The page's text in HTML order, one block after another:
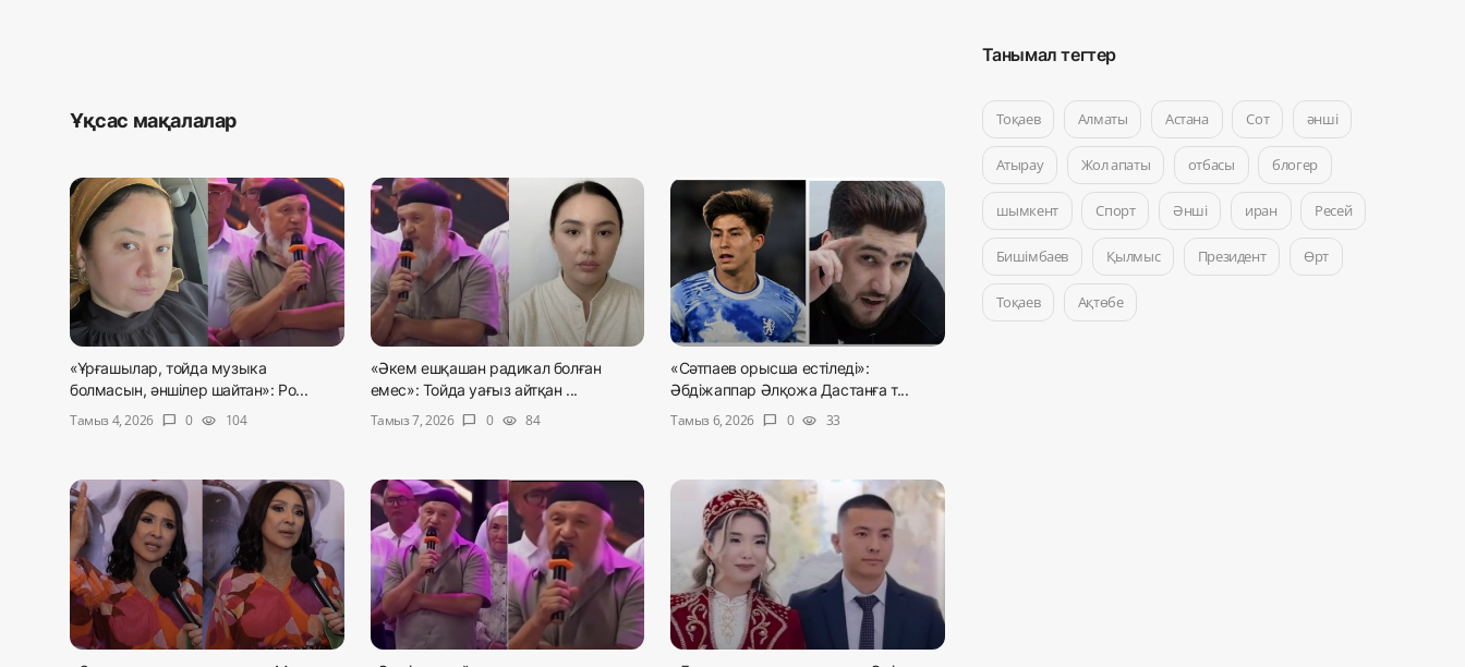
Ұқсас мақалалар
«Ұрғашылар, тойда музыка
болмасын, әншілер шайтан»: Ро...
Тамыз 4, 2026 chat_bubble 0 visibility 104
«Әкем ешқашан радикал болған
емес»: Тойда уағыз айтқан ...
Тамыз 7, 2026 chat_bubble 0 visibility 84
«Сәтпаев орысша естіледі»:
Әбдіжаппар Әлқожа Дастанға т...
Тамыз 6, 2026 chat_bubble 0 visibility 33
Танымал тегтер
Тоқаев Алматы Астана Сот әнші
Атырау Жол апаты отбасы блогер
шымкент Спорт Әнші иран Ресей
Бишімбаев Қылмыс Президент Өрт
Тоқаев Ақтөбе